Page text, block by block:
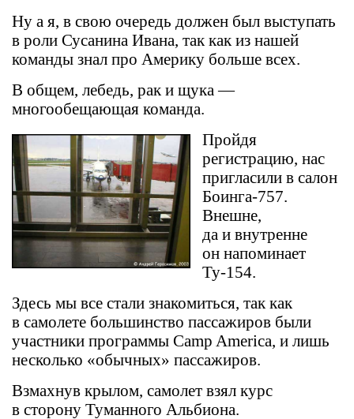
Ну а я, в свою очередь должен был выступать
в роли Сусанина Ивана, так как из нашей
команды знал про Америку больше всех.
В общем, лебедь, рак и щука —
многообещающая команда.
Пройдя
регистрацию, нас
пригласили в салон
Боинга-757.
Внешне,
да и внутренне
он напоминает
Ту-154.
Здесь мы все стали знакомиться, так как
в самолете большинство пассажиров были
участники программы Camp America, и лишь
несколько «обычных» пассажиров.
Взмахнув крылом, самолет взял курс
в сторону Туманного Альбиона.